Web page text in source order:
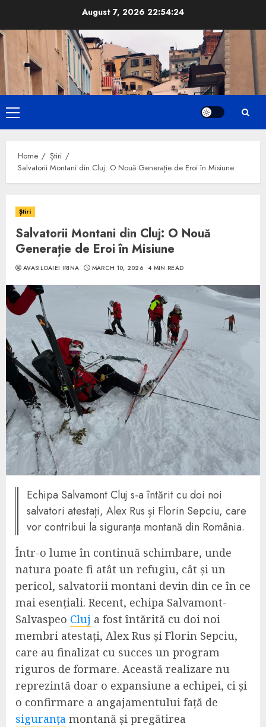
content
August 7, 2026 22:54:25
Primary
Menu
Home
Știri
Salvatorii Montani din Cluj: O Nouă Generație de Eroi în Misiune
Știri
Salvatorii Montani din Cluj: O Nouă
Generație de Eroi în Misiune
AVASILOAIEI IRINA MARCH 10, 2026 4 MIN READ
Echipa Salvamont Cluj s-a întărit cu doi noi
salvatori atestați, Alex Rus și Florin Sepciu, care
vor contribui la siguranța montană din România.
Într-o lume în continuă schimbare, unde
natura poate fi atât un refugiu, cât și un
pericol, salvatorii montani devin din ce în ce
mai esențiali. Recent, echipa Salvamont-
Salvaspeo Cluj a fost întărită cu doi noi
membri atestați, Alex Rus și Florin Sepciu,
care au finalizat cu succes un program
riguros de formare. Această realizare nu
reprezintă doar o expansiune a echipei, ci și
o confirmare a angajamentului față de
siguranța montană și pregătirea